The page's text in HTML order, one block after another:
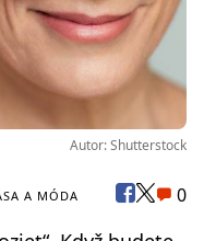
Autor: Shutterstock
A MÓDA 0